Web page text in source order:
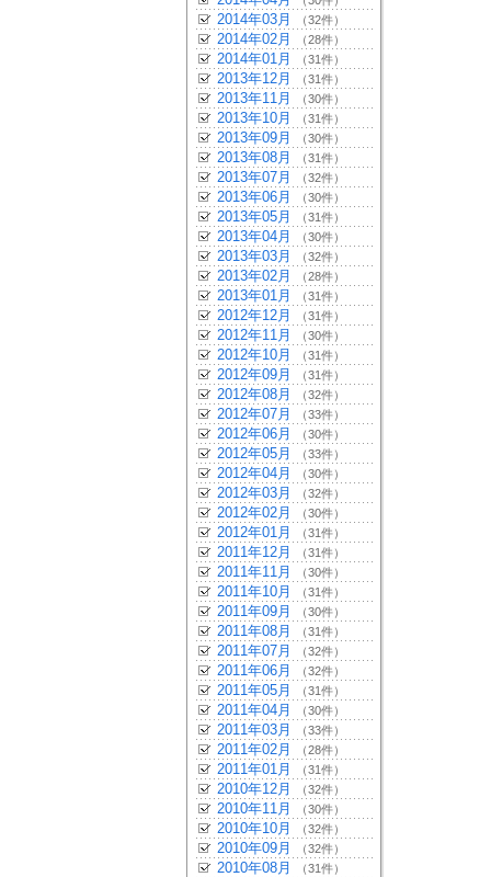
2014年03月 （32件）
2014年02月 （28件）
2014年01月 （31件）
2013年12月 （31件）
2013年11月 （30件）
2013年10月 （31件）
2013年09月 （30件）
2013年08月 （31件）
2013年07月 （32件）
2013年06月 （30件）
2013年05月 （31件）
2013年04月 （30件）
2013年03月 （32件）
2013年02月 （28件）
2013年01月 （31件）
2012年12月 （31件）
2012年11月 （30件）
2012年10月 （31件）
2012年09月 （31件）
2012年08月 （32件）
2012年07月 （33件）
2012年06月 （30件）
2012年05月 （33件）
2012年04月 （30件）
2012年03月 （32件）
2012年02月 （30件）
2012年01月 （31件）
2011年12月 （31件）
2011年11月 （30件）
2011年10月 （31件）
2011年09月 （30件）
2011年08月 （31件）
2011年07月 （32件）
2011年06月 （32件）
2011年05月 （31件）
2011年04月 （30件）
2011年03月 （33件）
2011年02月 （28件）
2011年01月 （31件）
2010年12月 （32件）
2010年11月 （30件）
2010年10月 （32件）
2010年09月 （32件）
2010年08月 （31件）